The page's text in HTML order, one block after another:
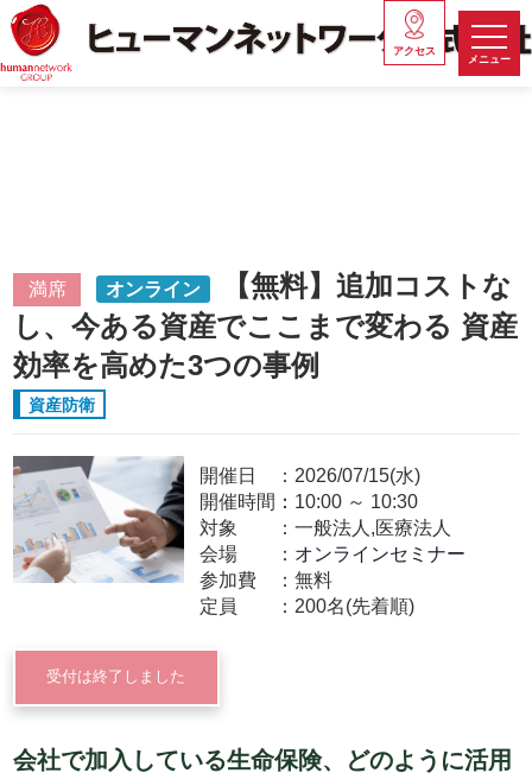
メニュー
アクセス
満席 オンライン
【無料】追加コストな
し、今ある資産でここまで変わる 資産
効率を高めた3つの事例
資産防衛
開催日
2026/07/15(水)
開催時間： 10:00～ 10:30
対象
一般法人,医療法人
会場
オンラインセミナー
参加費
無料
定員
200名(先着順)
受付は終了しました
会社で加入している生命保険、どのように活用